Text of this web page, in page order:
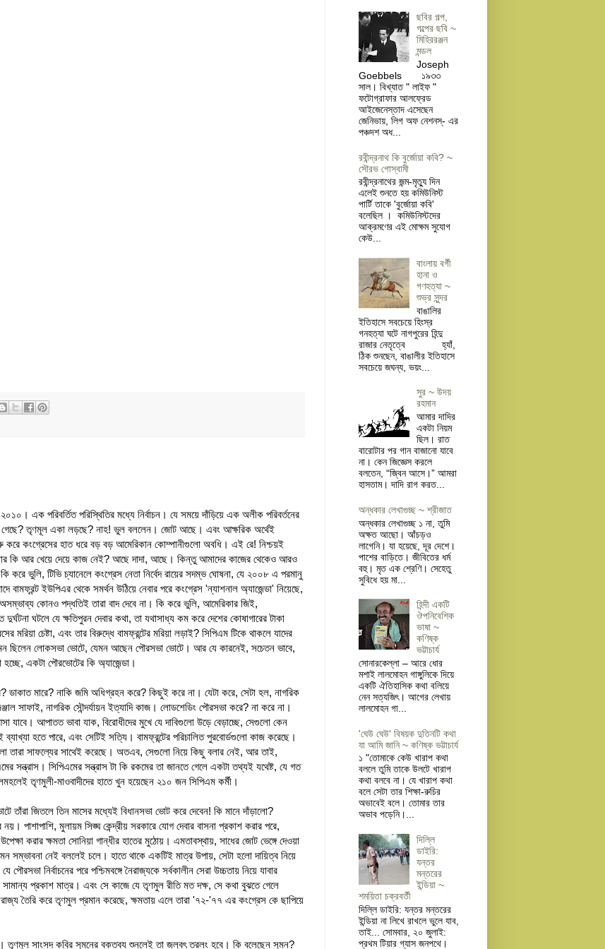
এক পরিবর্তিত পরিস্থিতির মধ্যে নির্বাচন। যে সময়ে দাঁড়িয়ে এক অলীক পরিবর্তনের
গেছে? তৃণমূল একা লড়ছে? নাহ! ভুল বললেন। জোট আছে। এবং আক্ষরিক অর্থেই
করে কংগ্রেসের হাত ধরে বড় বড় আমেরিকান কোম্পানীগুলো অবধি। এই রে! নিশ্চয়ই
কি আর খেয়ে দেয়ে কাজ নেই? আছে দাদা, আছে। কিন্তু আমাদের কাজের থেকেও আরও
ভুলি, টিভি চ্যানেলে কংগ্রেস নেতা নির্বেদ রায়ের সদম্ভ ঘোষনা, যে ২০০৮ এ পরমানু
বামফ্রন্ট ইউপিএর থেকে সমর্থন উঠিয়ে নেবার পরে কংগ্রেস 'ন্যাশনাল অ্যাজেন্ডা' নিয়েছে,
কোনও পদ্ধতিই তারা বাদ দেবে না। কি করে ভুলি, আমেরিকার জিই,
ঘটলে যে ক্ষতিপুরন দেবার কথা, তা যথাসাধ্য কম করে দেশের কোষাগারের টাকা
মরিয়া চেষ্টা, এবং তার বিরুদ্ধে বামফ্রন্টের মরিয়া লড়াই? সিপিএম টিকে থাকলে যাদের
ছিলেন লোকসভা ভোটে, যেমন আছেন পৌরসভা ভোটে। আর যে কারনেই, সচেতন ভাবে,
হচ্ছে, একটা পৌরভোটের কি অ্যাজেন্ডা।
ডাকাত মারে? নাকি জমি অধিগ্রহন করে? কিছুই করে না। যেটা করে, সেটা হল, নাগরিক
সাফাই, নাগরিক সৌন্দর্যায়ন ইত্যাদি কাজ। লোডশেডিং পৌরসভা করে? না করে না।
যাবে। আপাতত ভাবা যাক, বিরোধীদের মুখে যে দাবিগুলো উড়ে বেড়াচ্ছে, সেগুলো কেন
হতে পারে, এবং সেটিই সত্যি। বামফ্রন্টের পরিচালিত পুরবোর্ডগুলো কাজ করেছে।
তারা সাফল্যের সাথেই করেছে। অতএব, সেগুলো নিয়ে কিছু বলার নেই, আর তাই,
সন্ত্রাস। সিপিএমের সন্ত্রাস টা কি রকমের তা জানতে গেলে একটা তথ্যই যথেষ্ট, যে গত
তৃণমুলী-মাওবাদীদের হাতে খুন হয়েছেন ২১০ জন সিপিএম কর্মী।
তাঁরা জিতলে তিন মাসের মধ্যেই বিধানসভা ভোট করে দেবেন! কি মানে দাঁড়ালো?
নয়। পাশাপাশি, মুলায়ম সিঙ্ঘ কেন্দ্রীয় সরকারে যোগ দেবার বাসনা প্রকাশ করার পরে,
করার ক্ষমতা সোনিয়া গান্ধীর হাতের মুঠোয়। এমতাবস্থায়, সাধের জোট ভেঙ্গে দেওয়া
সম্ভাবনা নেই বললেই চলে। হাতে থাকে একটিই মাত্র উপায়, সেটা হলো দায়িত্ব নিয়ে
নির্বাচনের পরে পশ্চিমবঙ্গে নৈরাজ্যকে সর্বকালীন সেরা উচ্চতায় নিয়ে যাবার
সামান্য প্রকাশ মাত্র। এবং সে কাজে যে তৃণমুল রীতি মত দক্ষ, সে কথা বুঝতে গেলে
তৈরি করে তৃণমুল প্রমান করেছে, ক্ষমতায় এলে তারা '৭২-'৭৭ এর কংগ্রেস কে ছাপিয়ে
সাংসদ কবির সুমনের বক্তব্য শুনলেই তা জলবৎ তরলং হবে। কি বলেছেন সুমন?
ছবির গল্প,
গল্পের ছবি ~
মিহিররঞ্জন
মন্ডল
Joseph
Goebbels ১৯৩৩
সাল। বিখ্যাত " লাইফ "
ফটোগ্রাফার আলফ্রেড
আইজেনেস্তাদ এসেছেন
জেনিভায়, লিগ অফ নেশনস্- এর
পঞ্চদশ অধ...
রবীন্দ্রনাথ কি বুর্জোয়া কবি? ~
সৌরভ গোস্বামী
রবীন্দ্রনাথের জন্ম-মৃত্যু দিন
এলেই শুনতে হয় কমিউনিস্ট
পার্টি তাকে 'বুর্জোয়া কবি'
বলেছিল । কমিউনিস্টদের
আক্রমণের এই মোক্ষম সুযোগ
কেউ...
বাংলায় বর্গী
হানা ও
গণহত্যা ~
শুভ্র সুন্দর
বাঙালির
ইতিহাসে সবচেয়ে হিংস্র
গনহত্যা ঘটে নাগপুরের হিন্দু
রাজার নেতৃত্বে হ্যাঁ,
ঠিক শুনছেন, বাঙালীর ইতিহাসে
সবচেয়ে জঘন্য, ভয়ং...
সুর ~ উদয়
রহমান
আমার দাদির
একটা নিয়ম
ছিল। রাত
বারোটার পর গান বাজানো যাবে
না। কেন জিজ্ঞেস করলে
বলতেন, “জ্বিন আসে।” আমরা
হাসতাম। দাদি রাগ করত...
অন্ধকার লেখাগুচ্ছ ~ শ্রীজাত
অন্ধকার লেখাগুচ্ছ ১ না, তুমি
অক্ষত আছো। আঁচড়ও
লাগেনি। যা হয়েছে, দূর দেশে।
পাশের বাড়িতে। জীবিতের ধর্ম
বহু। মৃত এক শ্রেণি। সেহেতু
সুবিধে হয় মা...
হিন্দী একটি
ঔপনিবেশিক
ভাষা ~
কণিষ্ক
ভট্টাচার্য
সোনারকেল্লা – আরে ধোর
মশাই লালমোহন গাঙ্গুলিকে দিয়ে
একটি ঐতিহাসিক কথা বলিয়ে
নেন সত্যজিৎ। আগের লেখায়
লালমোহন গা...
'ঘেউ ঘেউ' বিষয়ক দুতিনটি কথা
যা আমি জানি ~ কণিষ্ক ভট্টাচার্য
১ "তোমাকে কেউ খারাপ কথা
বললে তুমি তাকে উলটে খারাপ
কথা বলবে না। যে খারাপ কথা
বলে সেটা তার শিক্ষা-রুচির
অভাবেই বলে। তোমার তার
অভাব পড়েনি।...
দিল্লি
ডাইরি:
যন্তর
মন্তরের
ইন্ডিয়া ~
শময়িতা চক্রবর্তী
দিল্লি ডাইরি: যন্তর মন্তরের
ইন্ডিয়া না লিখে রাখলে ভুলে যাব,
তাই... সোমবার, ২০ জুলাই:
প্রথম টিয়ার গ্যাস জনপথে।